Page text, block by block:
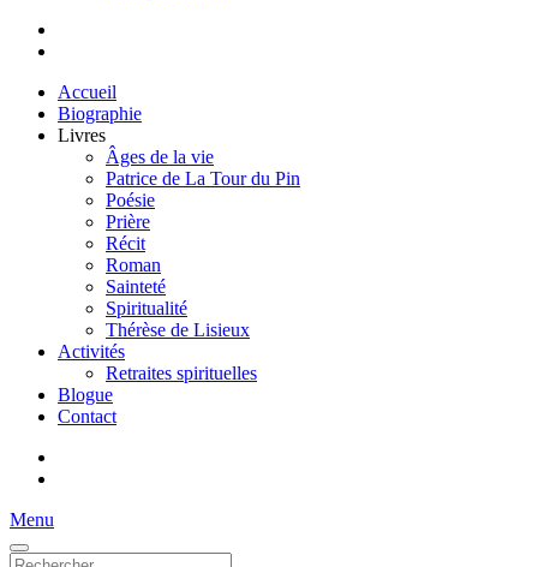
Accueil
Biographie
Livres
Âges de la vie
Patrice de La Tour du Pin
Poésie
Prière
Récit
Roman
Sainteté
Spiritualité
Thérèse de Lisieux
Activités
Retraites spirituelles
Blogue
Contact
Menu